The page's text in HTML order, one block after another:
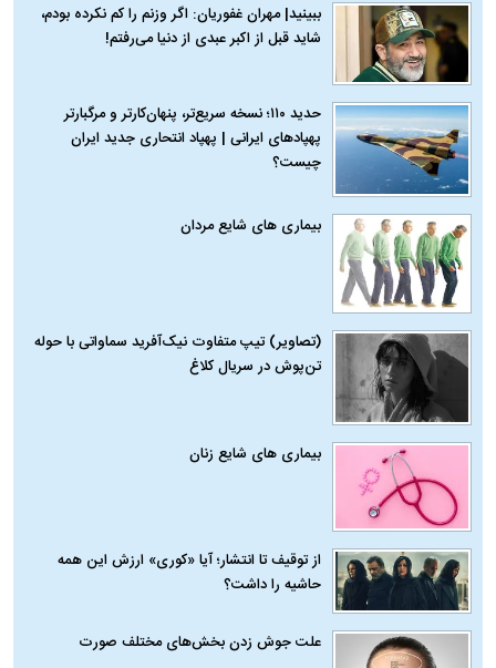
ببینید| مهران غفوریان: اگر وزنم را کم نکرده بودم،
شاید قبل از اکبر عبدی از دنیا می‌رفتم!
حدید ۱۱۰؛ نسخه سریع‌تر، پنهان‌کارتر و مرگبارتر
پهپادهای ایرانی | پهپاد انتحاری جدید ایران
چیست؟
بیماری‌ های شایع مردان
(تصاویر) تیپ متفاوت نیک‌آفرید سماواتی با حوله
تن‌پوش در سریال کلاغ
بیماری‌ های شایع زنان
از توقیف تا انتشار؛ آیا «کوری» ارزش این همه
حاشیه را داشت؟
علت جوش زدن بخش‌های مختلف صورت